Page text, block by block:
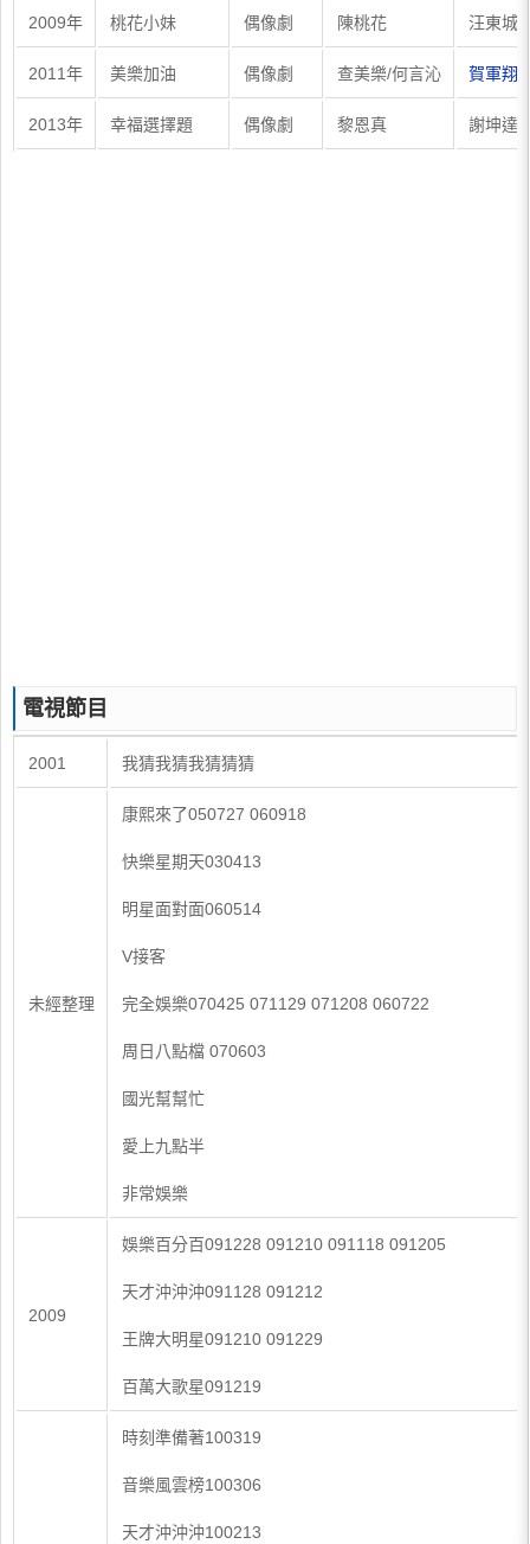
2009年 桃花小妹 偶像劇 陳桃花 汪東城
2011年 美樂加油 偶像劇 查美樂/何言沁 賀軍翔
2013年 幸福選擇題 偶像劇 黎恩真 謝坤達
電視節目
2001 我猜我猜我猜猜猜
未經整理
康熙來了050727 060918
快樂星期天030413
明星面對面060514
V接客
完全娛樂070425 071129 071208 060722
周日八點檔 070603
國光幫幫忙
愛上九點半
非常娛樂
2009
娛樂百分百091228 091210 091118 091205
天才沖沖沖091128 091212
王牌大明星091210 091229
百萬大歌星091219
時刻準備著100319
音樂風雲榜100306
天才沖沖沖100213